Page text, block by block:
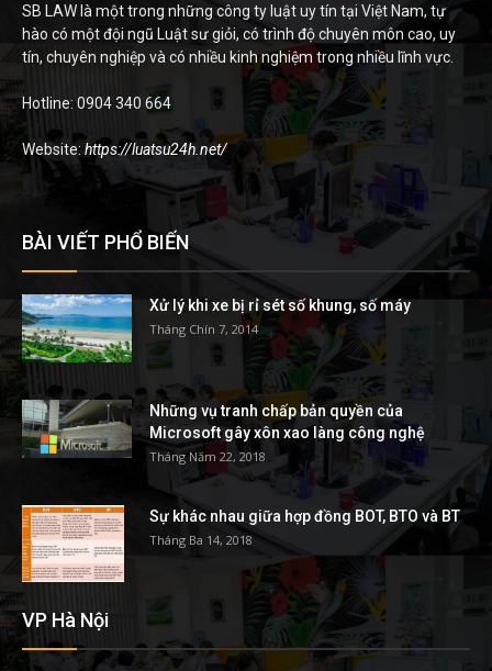
SB LAW là một trong những công ty luật uy tín tại Việt Nam, tự
hào có một đội ngũ Luật sư giỏi, có trình độ chuyên môn cao, uy
tín, chuyên nghiệp và có nhiều kinh nghiệm trong nhiều lĩnh vực.
Hotline: 0904 340 664
Website: https://luatsu24h.net/
BÀI VIẾT PHỔ BIẾN
Xử lý khi xe bị rỉ sét số khung, số máy
Tháng Chín 7, 2014
Những vụ tranh chấp bản quyền của
Microsoft gây xôn xao làng công nghệ
Tháng Năm 22, 2018
Sự khác nhau giữa hợp đồng BOT, BTO và BT
Tháng Ba 14, 2018
VP Hà Nội